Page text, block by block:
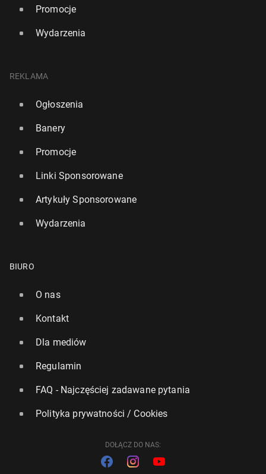
Promocje
Wydarzenia
REKLAMA
Ogłoszenia
Banery
Promocje
Linki Sponsorowane
Artykuły Sponsorowane
Wydarzenia
BIURO
O nas
Kontakt
Dla mediów
Regulamin
FAQ - Najczęściej zadawane pytania
Polityka prywatności / Cookies
DOŁĄCZ DO NAS: